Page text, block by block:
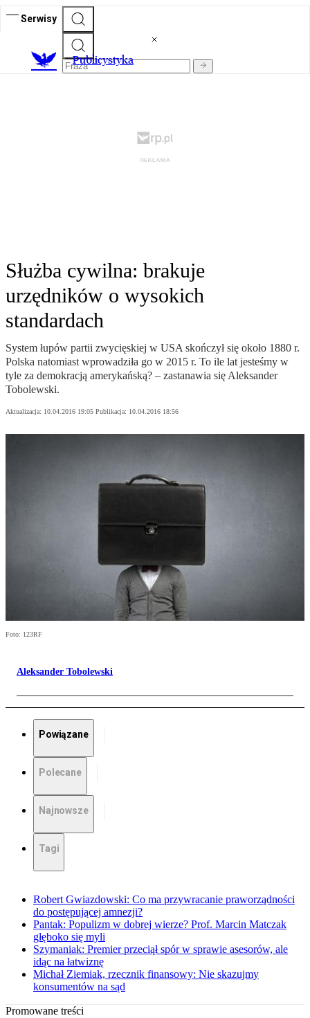
Serwisy
Publicystyka
Służba cywilna: brakuje
urzędników o wysokich
standardach
System łupów partii zwycięskiej w USA skończył się około 1880 r.
Polska natomiast wprowadziła go w 2015 r. To ile lat jesteśmy w
tyle za demokracją amerykańską? – zastanawia się Aleksander
Tobolewski.
Aktualizacja: 10.04.2016 19:05 Publikacja: 10.04.2016 18:56
Foto: 123RF
Aleksander Tobolewski
Powiązane
Polecane
Najnowsze
Tagi
Robert Gwiazdowski: Co ma przywracanie praworządności
do postępującej amnezji?
Pantak: Populizm w dobrej wierze? Prof. Marcin Matczak
głęboko się myli
Szymaniak: Premier przeciął spór w sprawie asesorów, ale
idąc na łatwiznę
Michał Ziemiak, rzecznik finansowy: Nie skazujmy
konsumentów na sąd
Promowane treści